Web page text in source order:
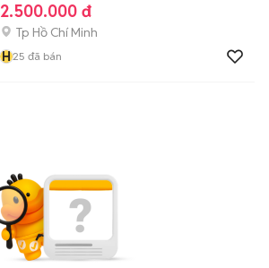
2.500.000 đ
Tp Hồ Chí Minh
H25 đã bán